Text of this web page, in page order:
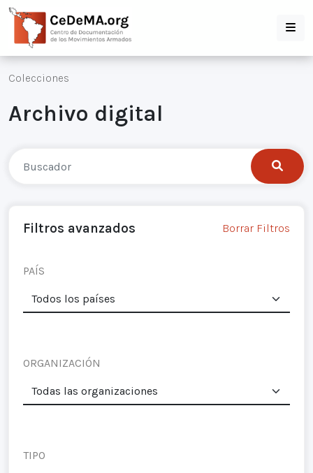
Colecciones
Archivo digital
Filtros avanzados Borrar Filtros
PAÍS
ORGANIZACIÓN
TIPO